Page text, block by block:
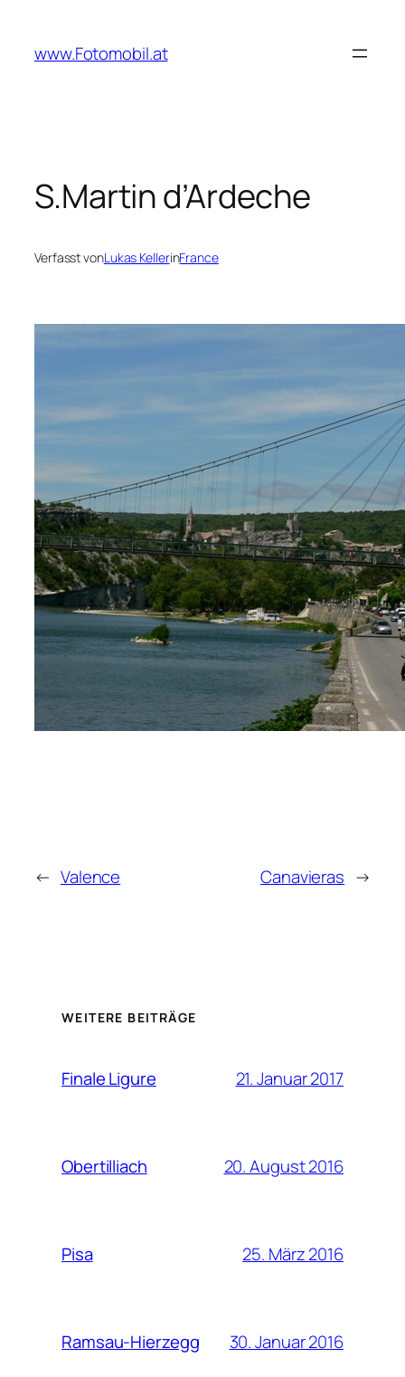
springen
www.Fotomobil.at
S.Martin d’Ardeche
Verfasst vonLukas KellerinFrance
← Valence Canavieras →
WEITERE BEITRÄGE
Finale Ligure 21. Januar 2017
Obertilliach 20. August 2016
Pisa 25. März 2016
Ramsau-Hierzegg 30. Januar 2016